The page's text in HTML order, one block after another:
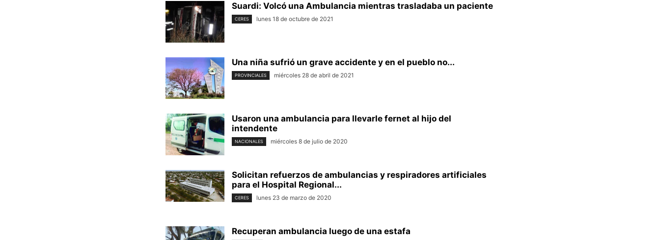
Suardi: Volcó una Ambulancia mientras trasladaba un paciente
CERES lunes 18 de octubre de 2021
Una niña sufrió un grave accidente y en el pueblo no...
PROVINCIALES miércoles 28 de abril de 2021
Usaron una ambulancia para llevarle fernet al hijo del
intendente
NACIONALES miércoles 8 de julio de 2020
Solicitan refuerzos de ambulancias y respiradores artificiales
para el Hospital Regional...
CERES lunes 23 de marzo de 2020
Recuperan ambulancia luego de una estafa